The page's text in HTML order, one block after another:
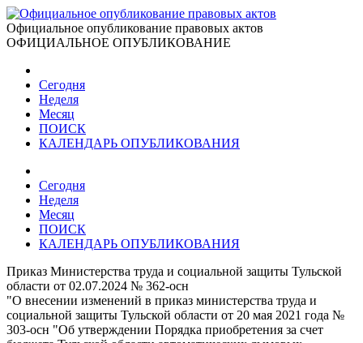
Официальное опубликование правовых актов
ОФИЦИАЛЬНОЕ ОПУБЛИКОВАНИЕ
Сегодня
Неделя
Месяц
ПОИСК
КАЛЕНДАРЬ ОПУБЛИКОВАНИЯ
Сегодня
Неделя
Месяц
ПОИСК
КАЛЕНДАРЬ ОПУБЛИКОВАНИЯ
Приказ Министерства труда и социальной защиты Тульской
области от 02.07.2024 № 362-осн
"О внесении изменений в приказ министерства труда и
социальной защиты Тульской области от 20 мая 2021 года №
303-осн "Об утверждении Порядка приобретения за счет